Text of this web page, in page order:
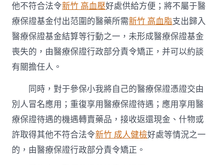
他不符合法令新竹 高血壓好處供給方便；將不屬于醫
療保證基金付出范圍的醫藥所需新竹 高血脂支出歸入
醫療保證基金結算等行動之一，未形成醫療保證基金
喪失的，由醫療保證行政部分責令矯正，并可以約談
有關擔任人。
同時，對于參保小我將自己的醫療保證憑證交由
別人冒名應用；重復享用醫療保證待遇；應用享用醫
療保證待遇的機遇轉賣藥品，接收返還現金、什物或
許取得其他不符合法令新竹 成人健檢好處等情況之一
的，由醫療保證行政部分責令矯正。